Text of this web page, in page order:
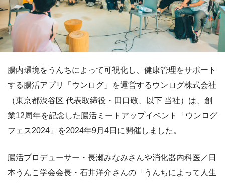
腸内環境をうんちによって可視化し、健康管理をサポート
する腸活アプリ「ウンログ」を運営するウンログ株式会社
（東京都渋谷区 代表取締役・田口敬、以下 当社）は、創
業12周年を記念した腸活ミートアップイベント「ウンログ
フェス2024」を2024年9月4日に開催しました。
腸活プロデューサー・長瀬みなみさんや消化器内科医／日
本うんこ学会会長・石井洋介さんの「うんちによって人生